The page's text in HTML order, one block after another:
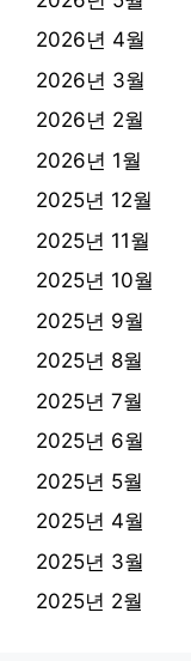
2026년 4월
2026년 3월
2026년 2월
2026년 1월
2025년 12월
2025년 11월
2025년 10월
2025년 9월
2025년 8월
2025년 7월
2025년 6월
2025년 5월
2025년 4월
2025년 3월
2025년 2월